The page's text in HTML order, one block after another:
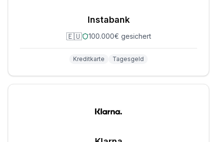
Instabank
🇪🇺 100.000€ gesichert
Kreditkarte Tagesgeld